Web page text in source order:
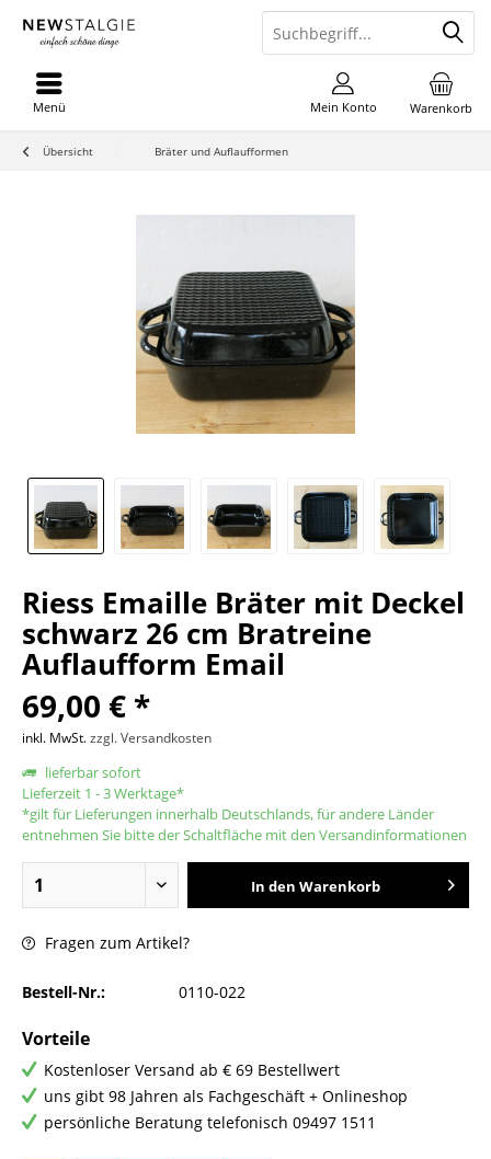
Warenkorb
Mein Konto
Menü
Übersicht Bräter und Auflaufformen
Riess Emaille Bräter mit Deckel
schwarz 26 cm Bratreine
Auflaufform Email
69,00 € *
inkl. MwSt.zzgl. Versandkosten
lieferbar sofort
Lieferzeit 1 - 3 Werktage*
*gilt für Lieferungen innerhalb Deutschlands, für andere Länder
entnehmen Sie bitte der Schaltfläche mit den Versandinformationen
In den Warenkorb
Fragen zum Artikel?
Bestell-Nr.: 0110-022
Vorteile
Kostenloser Versand ab € 69 Bestellwert
uns gibt 98 Jahren als Fachgeschäft + Onlineshop
persönliche Beratung telefonisch 09497 1511